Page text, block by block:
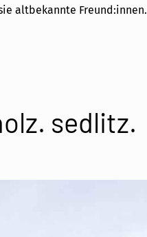
altbekannte Freund:innen.
sedlitz.